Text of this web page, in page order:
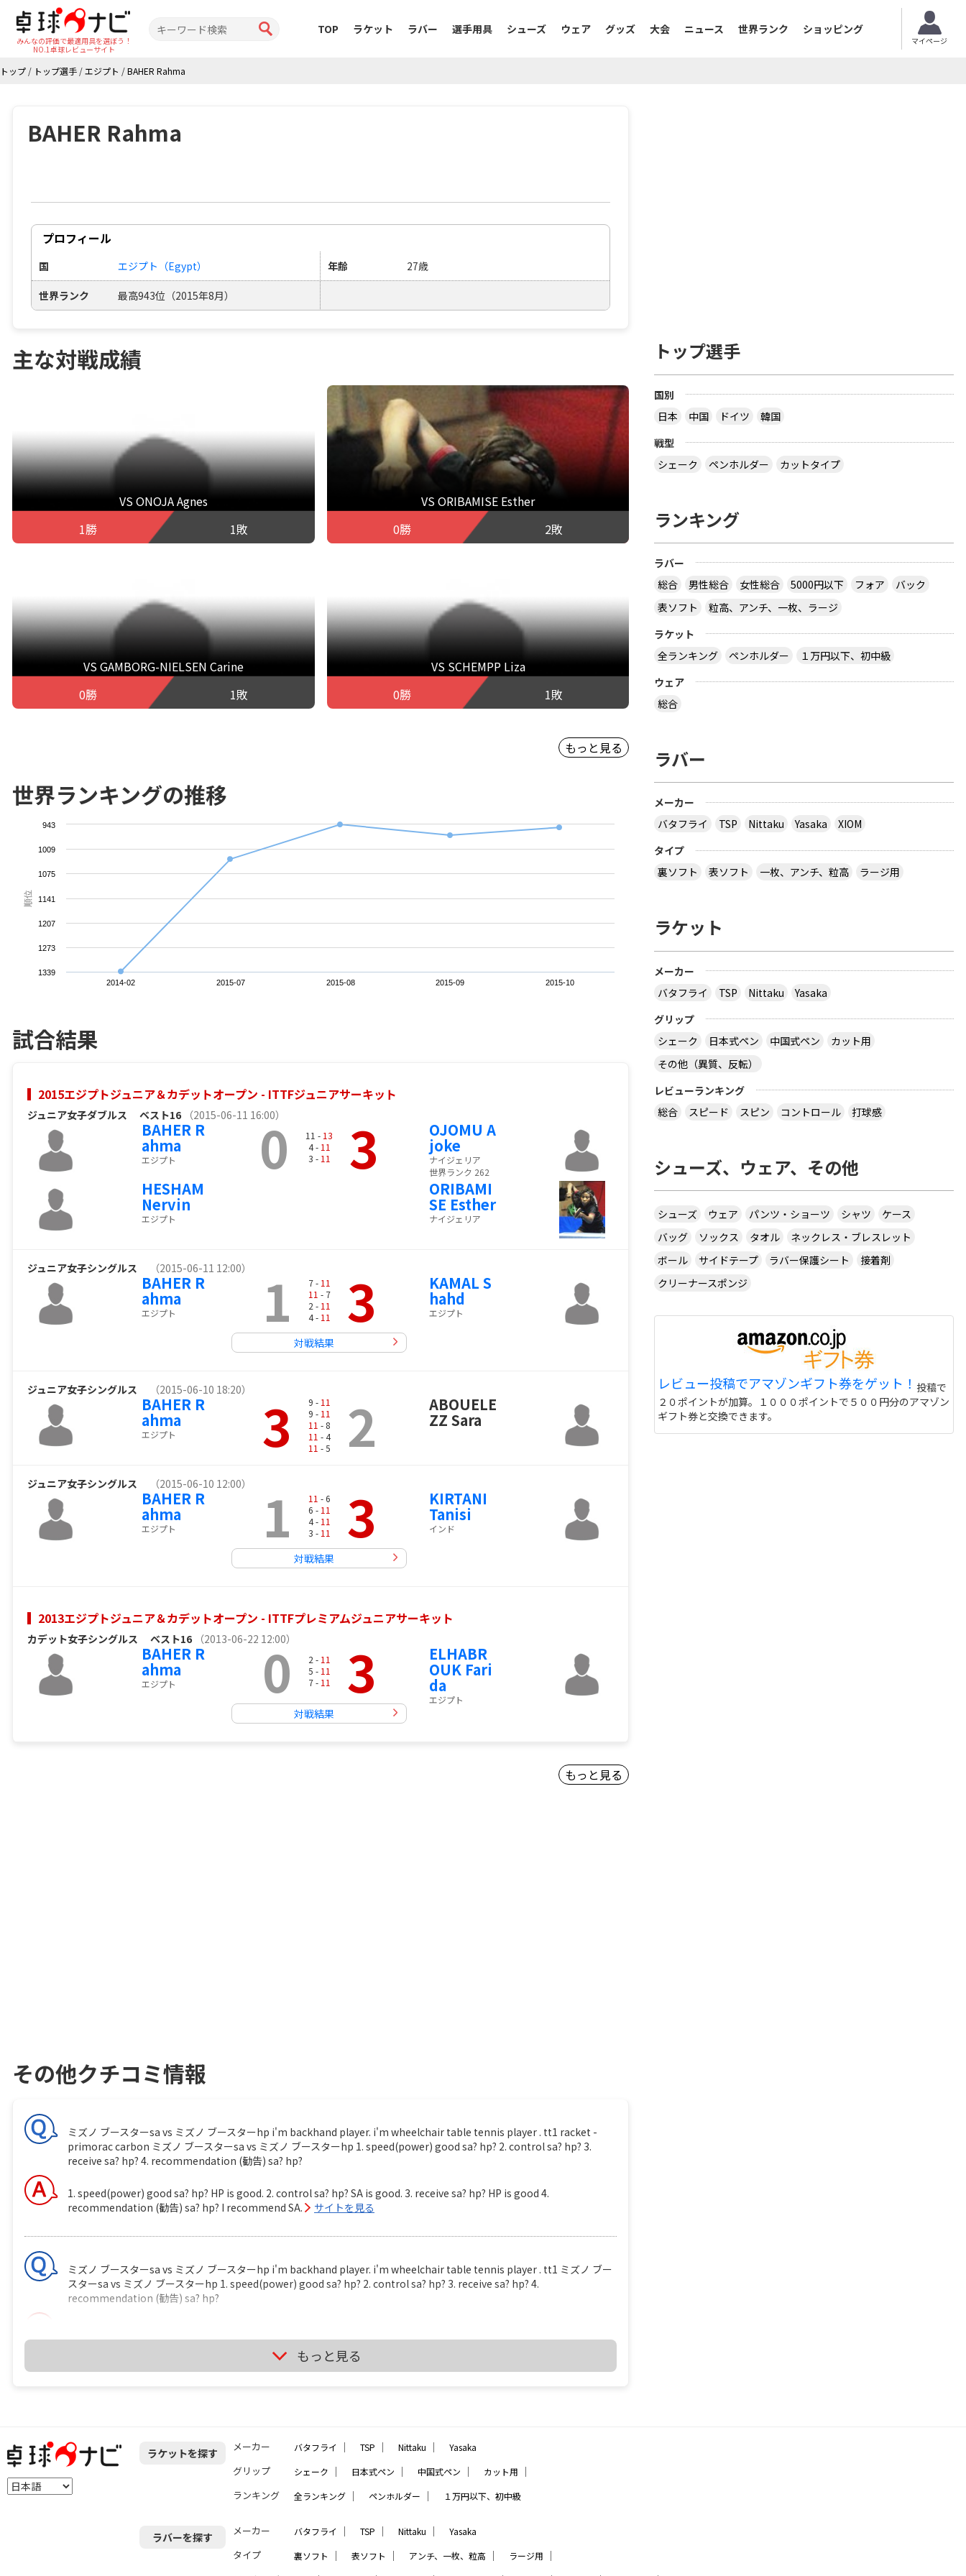
みんなの評価で最適用具を選ぼう！
NO.1卓球レビューサイト
TOP ラケット ラバー 選手用具 シューズ ウェア グッズ 大会 ニュース 世界ランク ショッピング
マイページ
トップ / トップ選手 /エジプト /BAHER Rahma
BAHER Rahma
プロフィール
国 エジプト（Egypt） 年齢 27歳
世界ランク 最高943位（2015年8月）
主な対戦成績
VS ONOJA Agnes
1勝
1敗
VS ORIBAMISE Esther
0勝
2敗
VS GAMBORG-NIELSEN Carine
0勝
1敗
VS SCHEMPP Liza
0勝
1敗
もっと見る
世界ランキングの推移
順位
2014-02 2015-07 2015-08 2015-09 2015-10
943
1009
1075
1141
1207
1273
1339
試合結果
2015エジプトジュニア＆カデットオープン - ITTFジュニアサーキット
ジュニア女子ダブルス ベスト16 （2015-06-11 16:00）
BAHER R
ahma
エジプト
HESHAM
Nervin
エジプト
0 11 - 13
4 - 11
3 - 11 3 OJOMU A
joke
ナイジェリア
世界ランク 262
ORIBAMI
SE Esther
ナイジェリア
ジュニア女子シングルス （2015-06-11 12:00）
BAHER R
ahma
エジプト 1 7 - 11
11 - 7
2 - 11
4 - 11 3
対戦結果
KAMAL S
hahd
エジプト
ジュニア女子シングルス （2015-06-10 18:20）
BAHER R
ahma
エジプト 3 9 - 11
9 - 11
11 - 8
11 - 4
11 - 5 2 ABOUELE
ZZ Sara
ジュニア女子シングルス （2015-06-10 12:00）
BAHER R
ahma
エジプト 1 11 - 6
6 - 11
4 - 11
3 - 11 3
対戦結果
KIRTANI
Tanisi
インド
2013エジプトジュニア＆カデットオープン - ITTFプレミアムジュニアサーキット
カデット女子シングルス ベスト16 （2013-06-22 12:00）
BAHER R
ahma
エジプト 0 2 - 11
5 - 11
7 - 11 3
対戦結果
ELHABR
OUK Fari
da
エジプト
もっと見る
その他クチコミ情報
ミズノ ブースターsa vs ミズノ ブースターhp i'm backhand player. i'm wheelchair table tennis player . tt1 racket -
primorac carbon ミズノ ブースターsa vs ミズノ ブースターhp 1. speed(power) good sa? hp? 2. control sa? hp? 3.
receive sa? hp? 4. recommendation (勧告) sa? hp?
1. speed(power) good sa? hp? HP is good. 2. control sa? hp? SA is good. 3. receive sa? hp? HP is good 4.
recommendation (勧告) sa? hp? I recommend SA.
サイトを見る
ミズノ ブースターsa vs ミズノ ブースターhp i'm backhand player. i'm wheelchair table tennis player . tt1 ミズノ ブー
スターsa vs ミズノ ブースターhp 1. speed(power) good sa? hp? 2. control sa? hp? 3. receive sa? hp? 4.
recommendation (勧告) sa? hp?
carbon fibre, glass fibre or compressed paper, but shall not be thicker than 7.5% of the total thickness or
0.35mm, whichever is the smaller. 少なくとも、ブレード（ボールを打つ、平らな部分）の厚さで 85% は天然木材でな
くてはならない。ブレードの接着層はカーボンファイバー、グラスファイバー あるいは 圧縮紙などの線維状物質（線維
材）で補強しても構わないが、全体の厚さの7.5% あるいは 0.35mm いずれも超えてはならない ――――――――――――――――――――――――― を読み、疑問だったの
は 「２つある文のうち、２つ目は不要じゃない？」 ってことでした ブレードの厚さで 85% は天然木材でなくてはならな
下 になるので、わざわざ書くこともないだろう？ ということです でも、2枚合板なら接着層 15% もありえますね 【質
問】 （１）卓球のラケットに２枚合板なんてあるの？ （２）ペンラケットで フォア面に近い所に 厚い接着層を入れる想
もっと見る
トップ選手
国別
日本
中国 ドイツ
韓国
戦型
シェーク
ペンホルダー カットタイプ
ランキング
ラバー
総合
男性総合 女性総合 5000円以下 フォア
バック
表ソフト
粒高、アンチ、一枚、ラージ
ラケット
全ランキング
ペンホルダー
１万円以下、初中級
ウェア
総合
ラバー
メーカー
バタフライ
TSP Nittaku Yasaka
XIOM
タイプ
裏ソフト
表ソフト 一枚、アンチ、粒高 ラージ用
ラケット
メーカー
バタフライ
TSP Nittaku
Yasaka
グリップ
シェーク
日本式ペン 中国式ペン
カット用
その他（異質、反転）
レビューランキング
総合
スピード スピン コントロール 打球感
シューズ、ウェア、その他
シューズ ウェア パンツ・ショーツ シャツ
ケース
バッグ
ソックス タオル
ネックレス・ブレスレット
ボール
サイドテープ ラバー保護シート
接着剤
クリーナースポンジ
レビュー投稿でアマゾンギフト券をゲット！ 投稿で
２０ポイントが加算。１０００ポイントで５００円分のアマゾン
ギフト券と交換できます。
ラケットを探す メーカー バタフライ ｜ TSP ｜ Nittaku ｜ Yasaka
グリップ シェーク ｜ 日本式ペン ｜ 中国式ペン ｜ カット用 ｜
ランキング 全ランキング ｜ ペンホルダー ｜ １万円以下、初中級
ラバーを探す メーカー バタフライ ｜ TSP ｜ Nittaku ｜ Yasaka
タイプ 裏ソフト ｜ 表ソフト ｜ アンチ、一枚、粒高 ｜ ラージ用 ｜